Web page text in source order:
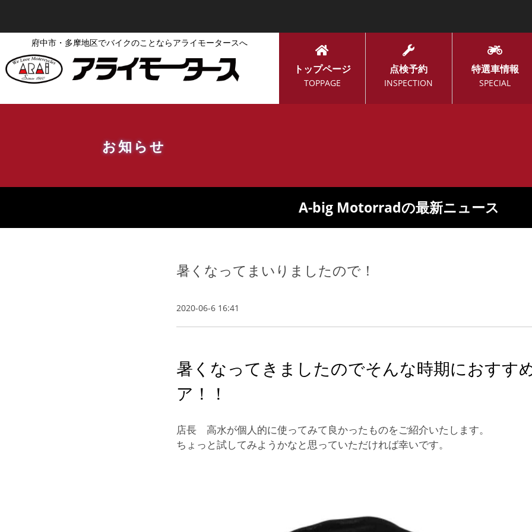
府中市・多摩地区でバイクのことならアライモータースへ
トップページ
TOPPAGE
点検予約
INSPECTION
特選車情報
SPECIAL
お知らせ
A-big Motorradの最新ニュース
暑くなってまいりましたので！
2020-06-6 16:41
暑くなってきましたのでそんな時期におすす
ア！！
店長 高水が個人的に使ってみて良かったものをご紹介いたします。
ちょっと試してみようかなと思っていただければ幸いです。